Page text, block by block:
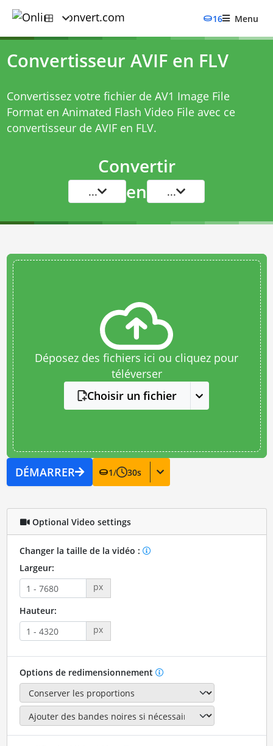
16 Menu
Convertisseur AVIF en FLV
Convertissez votre fichier de AV1 Image File
Format en Animated Flash Video File avec ce
convertisseur de AVIF en FLV.
Convertir
... en ...
Déposez des fichiers ici ou cliquez pour
téléverser
Choisir un fichier
DÉMARRER 1/ 30s
Optional Video settings
Changer la taille de la vidéo :
Largeur:
px
Hauteur:
px
Options de redimensionnement